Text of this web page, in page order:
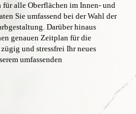
für alle Oberflächen im Innen- und
Sie umfassend bei der Wahl der
Darüber hinaus
genauen Zeitplan für die
und stressfrei Ihr neues
umfassenden